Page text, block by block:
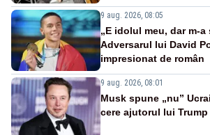
9 aug. 2026, 08:05
„E idolul meu, dar m-
Adversarul lui David
impresionat de român
9 aug. 2026, 08:01
Musk spune „nu”
cere ajutorul lui Trump